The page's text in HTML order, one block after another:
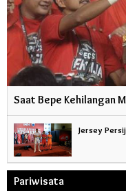
Saat Bepe Kehilangan
Jersey
Pariwisata